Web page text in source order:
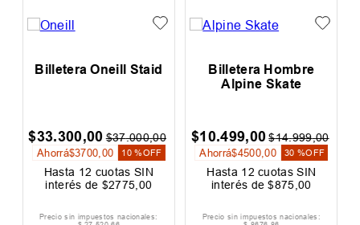
Billetera Oneill Staid
$33.300,00 $37.000,00
Ahorrá$3700 00 10 %OFF
Hasta 12 cuotas SIN
interés de $2775 00
Precio sin impuestos nacionales:
Billetera Hombre
Alpine Skate
$10.499,00 $14.999,00
Ahorrá$4500,00 30 %OFF
Hasta 12 cuotas SIN
interés de$875 00
Precio sin impuestos nacionales: